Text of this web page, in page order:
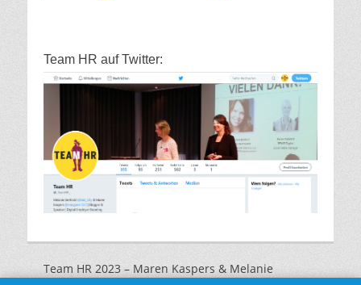
Team HR auf Twitter:
Team HR 2023 – Maren Kaspers & Melanie